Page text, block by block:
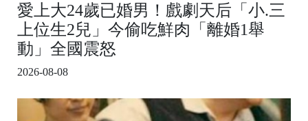
愛上大24歲已婚男！戲劇天后「小.三
上位生2兒」今偷吃鮮肉「離婚1舉
動」全國震怒
2026-08-08